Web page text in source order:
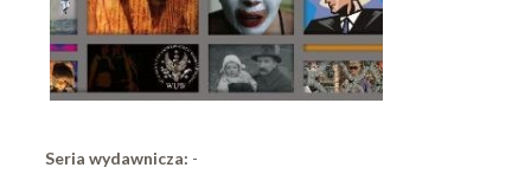
Seria wydawnicza: -